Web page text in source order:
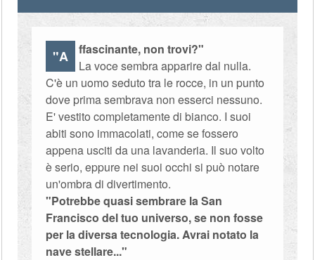
"A
ffascinante, non trovi?"
La voce sembra apparire dal nulla.
C'è un uomo seduto tra le rocce, in un punto
dove prima sembrava non esserci nessuno.
E' vestito completamente di bianco. I suoi
abiti sono immacolati, come se fossero
appena usciti da una lavanderia. Il suo volto
è serio, eppure nei suoi occhi si può notare
un'ombra di divertimento.
"Potrebbe quasi sembrare la San
Francisco del tuo universo, se non fosse
per la diversa tecnologia. Avrai notato la
nave stellare..."